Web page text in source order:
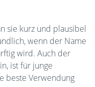
sie kurz und plausibel
wenn der Name
wird. Auch der
ist für junge
beste Verwendung